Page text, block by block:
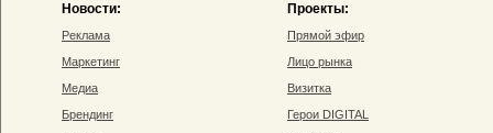
Новости:
Реклама
Маркетинг
Медиа
Брендинг
Проекты:
Прямой эфир
Лицо рынка
Визитка
Герои DIGITAL